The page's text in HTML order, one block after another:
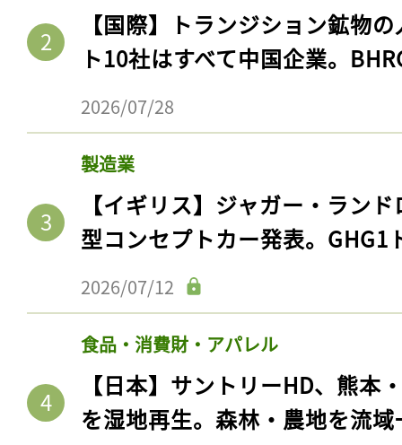
【国際】トランジション鉱物
ト10社はすべて中国企業。
2026/07/28
製造業
【イギリス】ジャガー・ラン
型コンセプトカー発表。GHG1
2026/07/12
食品・消費財・アパレル
【日本】サントリーHD、熊本
を湿地再生。森林・農地を流